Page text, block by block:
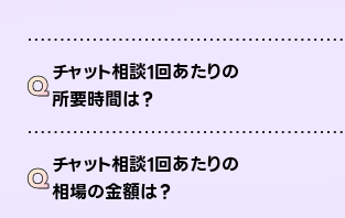
Qチャット相談1回あたりの
所要時間は？
Qチャット相談1回あたりの
相場の金額は？